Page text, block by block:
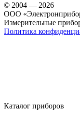
© 2004 — 2026
OOO
Измерительные
Политика
Каталог приборов